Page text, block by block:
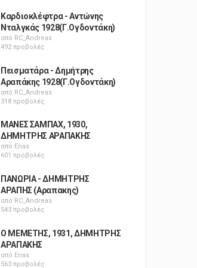
Καρδιοκλέφτρα - Αντώνης
Νταλγκάς 1928(Γ.Ογδοντάκη)
από RC_Andreas
492 προβολές
Πεισματάρα - Δημήτρης
Αραπάκης 1928(Γ.Ογδοντάκη)
από RC_Andreas
318 προβολές
ΜΑΝΕΣ ΣΑΜΠΑΧ, 1930,
ΔΗΜΗΤΡΗΣ ΑΡΑΠΑΚΗΣ
από Enas
601 προβολές
ΠΑΝΩΡΙΑ - ΔΗΜΗΤΡΗΣ
ΑΡΑΠΗΣ (Αραπακης)
από RC_Andreas
543 προβολές
Ο ΜΕΜΕΤΗΣ, 1931, ΔΗΜΗΤΡΗΣ
ΑΡΑΠΑΚΗΣ
από Enas
563 προβολές